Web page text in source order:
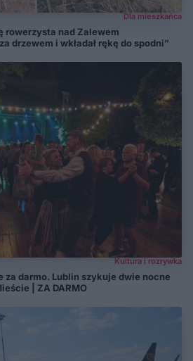
Dla mieszkańca
rowerzysta nad Zalewem
drzewem i wkładał rękę do spodni”
Kultura i rozrywka
darmo. Lublin szykuje dwie nocne
| ZA DARMO